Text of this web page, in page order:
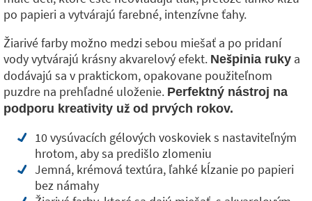
po papieri a vytvárajú farebné, intenzívne ťahy.
Žiarivé farby možno medzi sebou miešať a po pridaní
vody vytvárajú krásny akvarelový efekt. Nešpinia ruky a
dodávajú sa v praktickom, opakovane použiteľnom
puzdre na prehľadné uloženie. Perfektný nástroj na
podporu kreativity už od prvých rokov.
10 vysúvacích gélových voskoviek s nastaviteľným
hrotom, aby sa predišlo zlomeniu
Jemná, krémová textúra, ľahké kĺzanie po papieri
bez námahy